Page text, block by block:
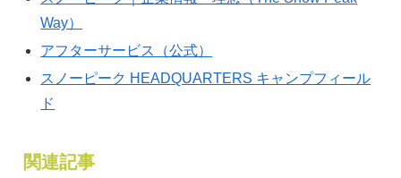
Way）
アフターサービス（公式）
スノーピーク HEADQUARTERS キャンプフィール
ド
関連記事